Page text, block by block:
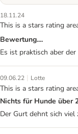
18.11.24
This is a stars rating
Bewertung....
Es ist praktisch aber
09.06.22 | Lotte
This is a stars rating
Nichts für Hunde über
Der Gurt dehnt sich viel